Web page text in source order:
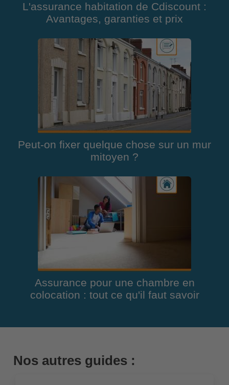
L'assurance habitation de Cdiscount :
Avantages, garanties et prix
Peut-on fixer quelque chose sur un mur
mitoyen ?
Assurance pour une chambre en
colocation : tout ce qu'il faut savoir
Nos autres guides :